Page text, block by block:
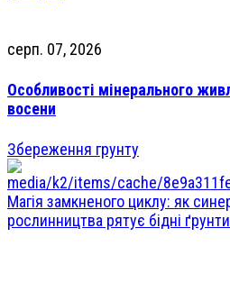
серп. 07, 2026
Особливості мінерального
восени
Збереження грунту
Магія замкненого циклу: як
рослинництва рятує бідні